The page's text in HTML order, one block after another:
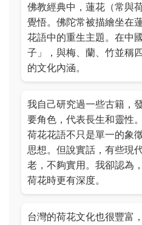
佛教經典中，蓮花（常與
覺悟。佛陀常被描繪坐在
花語中的重生主題。在中
子」，與梅、蘭、竹並稱
的文化內涵。
我自己研究過一些古籍，
要角色，代表長生和靈性
荷花花語不只是單一的象
思想。但說實話，有些現
老，不夠實用。我卻認為
荷花時更有深度。
台灣的荷花文化也很豐富